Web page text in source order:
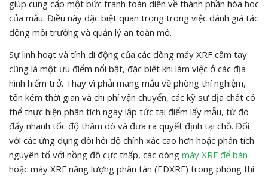
giúp cung cấp một bức tranh toàn diện về thành phần hóa học
của mẫu. Điều này đặc biệt quan trọng trong việc đánh giá tác
động môi trường và quản lý an toàn mỏ.
Sự linh hoạt và tính di động của các dòng máy XRF cầm tay
cũng là một ưu điểm nổi bật, đặc biệt khi làm việc ở các địa
hình hiểm trở. Thay vì phải mang mẫu về phòng thí nghiệm,
tốn kém thời gian và chi phí vận chuyển, các kỹ sư địa chất có
thể thực hiện phân tích ngay lập tức tại điểm lấy mẫu, từ đó
đẩy nhanh tốc độ thăm dò và đưa ra quyết định tại chỗ. Đối
với các ứng dụng đòi hỏi độ chính xác cao hơn hoặc phân tích
nguyên tố với nồng độ cực thấp, các dòng máy XRF để bàn
hoặc máy XRF năng lượng phân tán (EDXRF) trong phòng thí